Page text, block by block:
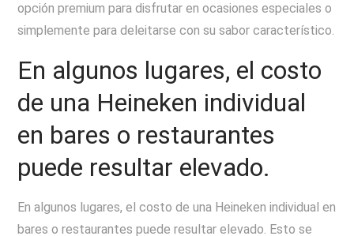
opción premium para disfrutar en ocasiones especiales o
simplemente para deleitarse con su sabor característico.
En algunos lugares, el costo
de una Heineken individual
en bares o restaurantes
puede resultar elevado.
En algunos lugares, el costo de una Heineken individual en
bares o restaurantes puede resultar elevado. Esto se